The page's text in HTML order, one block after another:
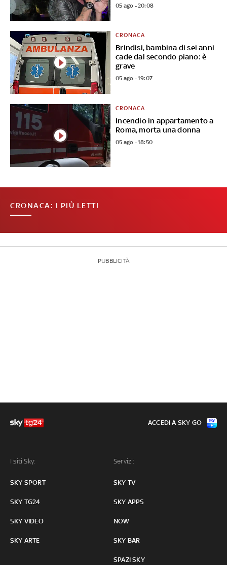
05 ago - 20:08
Brindisi, bambina di sei anni
cade dal secondo piano: è
grave
CRONACA
05 ago - 19:07
Incendio in appartamento a
Roma, morta una donna
CRONACA
05 ago - 18:50
CRONACA: I PIÙ LETTI
PUBBLICITÀ
I siti Sky:
SKY SPORT
SKY TG24
SKY VIDEO
SKY ARTE
Servizi:
SKY TV
SKY APPS
NOW
SKY BAR
SPAZI SKY
ACCEDI A SKY GO